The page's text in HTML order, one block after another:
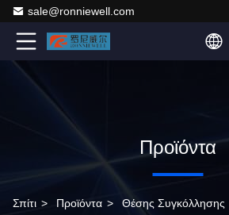
sale@ronniewell.com
Προϊόντα
Σπίτι > Προϊόντα > Θέσης Συγκόλλησης